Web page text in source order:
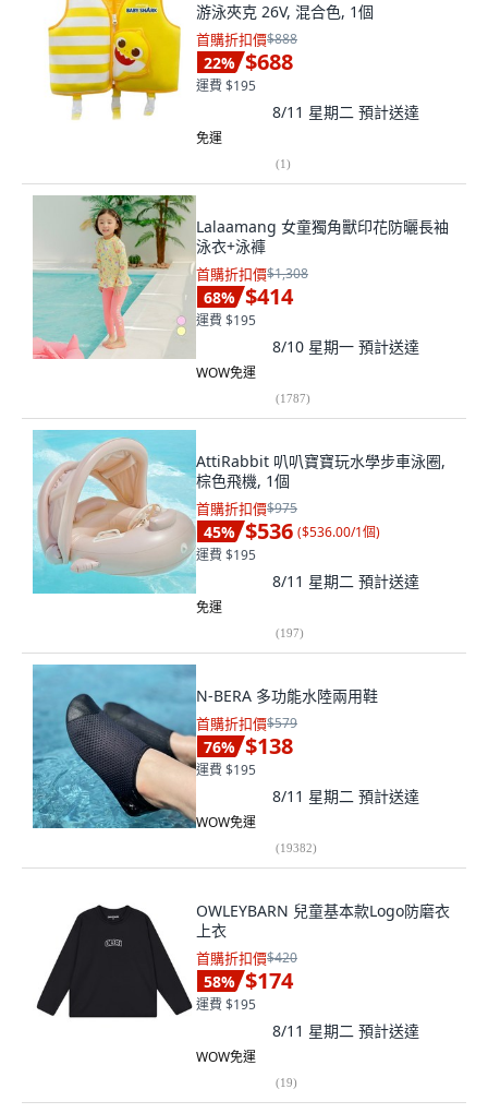
游泳夾克 26V, 混合色, 1個
首購折扣價$888
22% $688
運費 $195
8/11 星期二 預計送達
免運
(1)
Lalaamang 女童獨角獸印花防曬長袖
泳衣+泳褲
首購折扣價$1,308
68% $414
運費 $195
8/10 星期一 預計送達
WOW免運
(1787)
AttiRabbit 叭叭寶寶玩水學步車泳圈,
棕色飛機, 1個
首購折扣價$975
45% $536 ($536.00/1個)
運費 $195
8/11 星期二 預計送達
免運
(197)
N-BERA 多功能水陸兩用鞋
首購折扣價$579
76% $138
運費 $195
8/11 星期二 預計送達
WOW免運
(19382)
OWLEYBARN 兒童基本款Logo防磨衣
上衣
首購折扣價$420
58% $174
運費 $195
8/11 星期二 預計送達
WOW免運
(19)